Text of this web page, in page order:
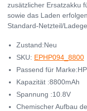
zusätzlicher Ersatzakku
sowie das Laden
Standard-Netzteil/
Zustand:Neu
SKU: EPHP094_8800
Passend für Marke:HP
Kapazität :8800mAh
Spannung :10.8V
Chemischer Aufbau